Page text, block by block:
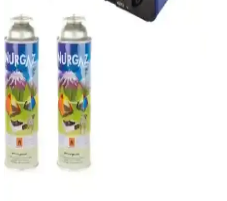
Pratik LED Aydınlatma Ürünleri: Dış Mekanlar ve
Taşınabilir Kullanım İçin Yenilikçi Çözümler
Dış mekanlar ve taşınabilir kullanım için dayanıklı, enerji tasarruflu
ve su geçirmez LED aydınlatma ürünleriyle pratik çözümler
sunuyoruz.
Dağcı ve Outdoor Kullanımı İçin Sırt Çantası
Karşılaştırması ve Özellikleri
İki farklı sırt çantası modelinin malzeme, kapasite ve ergonomi
özellikleri detaylı şekilde karşılaştırıldı. Dayanıklılık ve kullanım
alanlarına göre en uygun seçeneği belirleyin.
Kampseti ve Moniev Natura Kamp Sandalyeleri ve
Setleri Karşılaştırması
Bu makalede, KS Kampseti ve Moniev Natura kamp sandalyeleri ile